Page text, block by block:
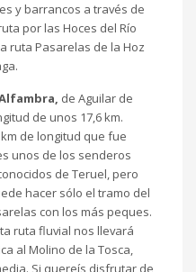
y barrancos a través de
por las Hoces del Río
ruta Pasarelas de la Hoz
de Aguilar de
de unos 17,6 km.
de longitud que fue
unos de los senderos
de Teruel, pero
hacer sólo el tramo del
con los más peques.
ruta fluvial nos llevará
al Molino de la Tosca,
Si quereís disfrutar de